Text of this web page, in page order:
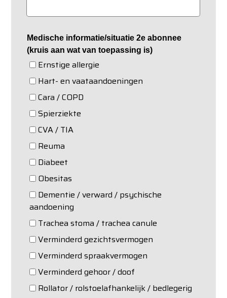
Medische informatie/situatie 2e abonnee
(kruis aan wat van toepassing is)
Ernstige allergie
Hart- en vaataandoeningen
Cara / COPD
Spierziekte
CVA / TIA
Reuma
Diabeet
Obesitas
Dementie / verward / psychische
aandoening
Trachea stoma / trachea canule
Verminderd gezichtsvermogen
Verminderd spraakvermogen
Verminderd gehoor / doof
Rollator / rolstoelafhankelijk / bedlegerig